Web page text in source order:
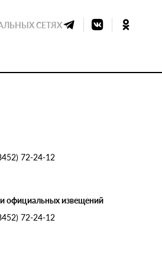
СЕТЯХ
72-24-12
официальных извещений
72-24-12